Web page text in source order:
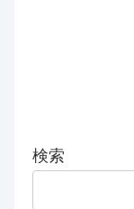
検索